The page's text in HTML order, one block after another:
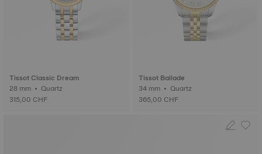
Tissot Classic Dream
28 mm • Quartz
315,00 CHF
Tissot Ballade
34 mm • Quartz
365,00 CHF